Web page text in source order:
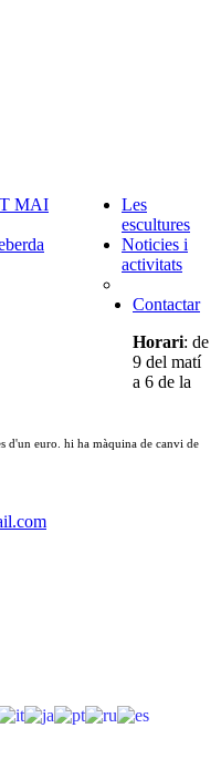
MAI
Les
escultures
Noticies i
activitats
Contactar
Horari: de
9 del matí
a 6 de la
d'un euro. hi ha màquina de canvi de
m